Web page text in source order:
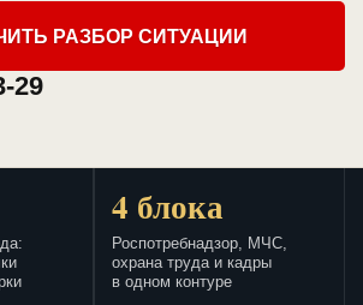
РАЗБОР СИТУАЦИИ
29
4 блока
Роспотребнадзор, МЧС,
охрана труда и кадры
в одном контуре